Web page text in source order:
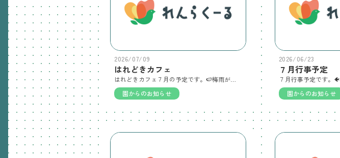
2026/07/09
はれどきカフェ
園からのお知らせ
2026/06/23
７月行事予定
７月行事予定です。🐠
園からのお知らせ